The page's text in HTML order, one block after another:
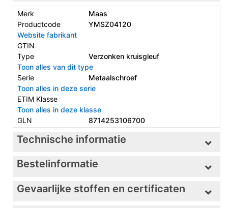
Merk
Maas
Productcode
YMSZ04120
Website fabrikant
GTIN
Type
Verzonken kruisgleuf
Toon alles van dit type
Serie
Metaalschroef
Toon alles in deze serie
ETIM Klasse
Toon alles in deze klasse
GLN
8714253106700
Technische informatie
Bestelinformatie
Gevaarlijke stoffen en certificaten